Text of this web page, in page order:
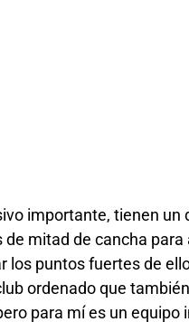
importante, tienen un
mitad de cancha para
los puntos fuertes de
ordenado que
para mí es un equipo